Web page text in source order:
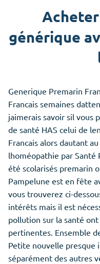
générique
Generique Premarin
Francais semaines
jaimerais savoir sil vous
de santé HAS celui de
Francais alors dautant
lhoméopathie par Santé
été scolarisés premarin
Pampelune est en fête
vous trouverez ci-
intérêts mais il est
pollution sur la santé
pertinentes. Ensemble
Petite nouvelle presque
séparément des autres